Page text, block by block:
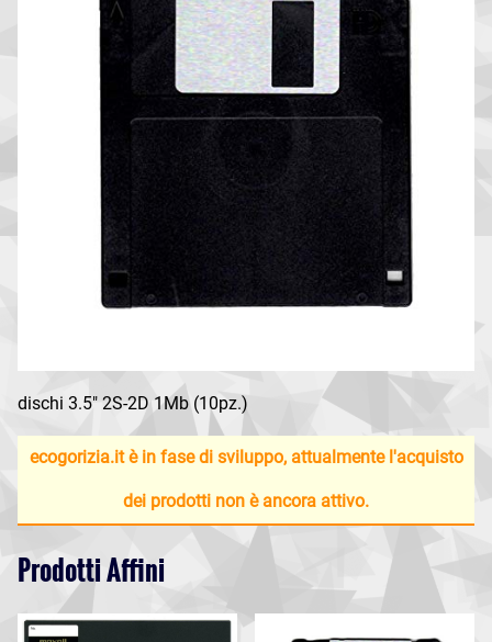
dischi 3.5" 2S-2D 1Mb (10pz.)
ecogorizia.it è in fase di sviluppo, attualmente l'acquisto
dei prodotti non è ancora attivo.
Prodotti Affini